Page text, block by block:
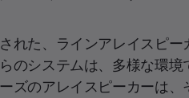
れた、ラインアレイスピー
のシステムは、多様な環境
ズのアレイスピーカーは、